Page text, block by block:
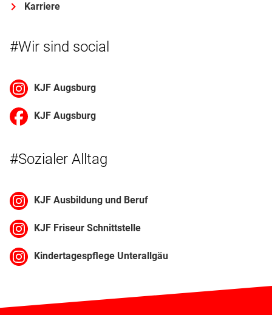
Karriere
#Wir sind social
KJF Augsburg
KJF Augsburg
#Sozialer Alltag
KJF Ausbildung und Beruf
KJF Friseur Schnittstelle
Kindertagespflege Unterallgäu